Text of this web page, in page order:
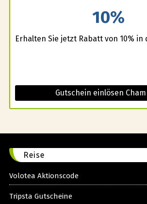
10%
Erhalten Sie jetzt Rabatt von 10% in
Gutschein einlösen
Reise
Volotea Aktionscode
Tripsta Gutscheine